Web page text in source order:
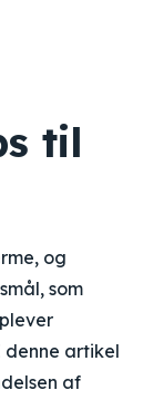
til
og
som
denne artikel
af